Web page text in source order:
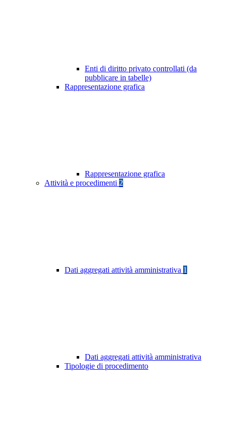
Enti di diritto privato controllati (da
pubblicare in tabelle)
Rappresentazione grafica
Rappresentazione grafica
Attività e procedimenti 2
Dati aggregati attività amministrativa 1
Dati aggregati attività amministrativa
Tipologie di procedimento